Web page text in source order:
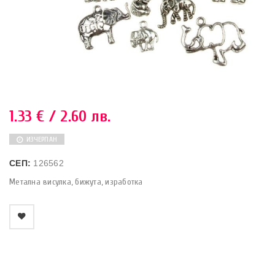
1.33€ / 2.60 лв.
ИЗЧЕРПАН
СЕП: 126562
Метална висулка, бижута, изработка